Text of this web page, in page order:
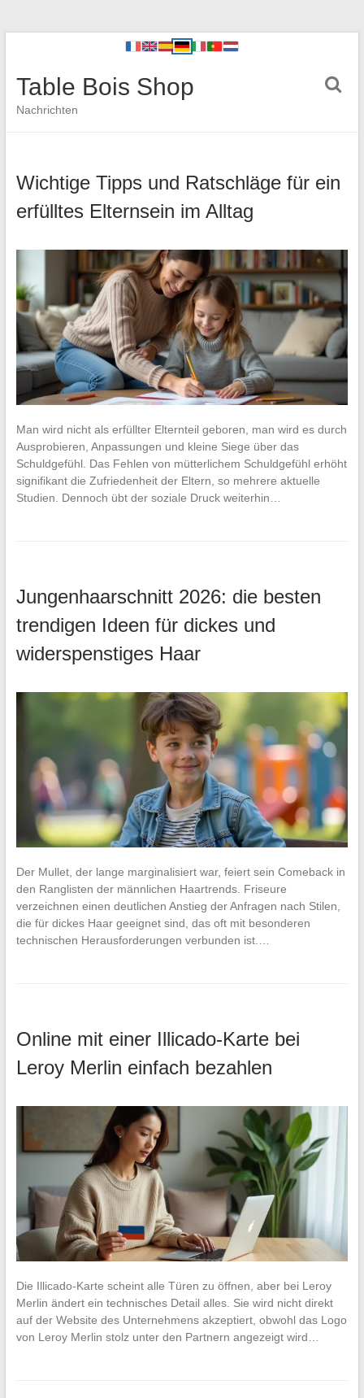
Table Bois Shop
Nachrichten
Wichtige Tipps und Ratschläge für ein
erfülltes Elternsein im Alltag
Man wird nicht als erfüllter Elternteil geboren, man wird es durch
Ausprobieren, Anpassungen und kleine Siege über das
Schuldgefühl. Das Fehlen von mütterlichem Schuldgefühl erhöht
signifikant die Zufriedenheit der Eltern, so mehrere aktuelle
Studien. Dennoch übt der soziale Druck weiterhin…
Jungenhaarschnitt 2026: die besten
trendigen Ideen für dickes und
widerspenstiges Haar
Der Mullet, der lange marginalisiert war, feiert sein Comeback in
den Ranglisten der männlichen Haartrends. Friseure
verzeichnen einen deutlichen Anstieg der Anfragen nach Stilen,
die für dickes Haar geeignet sind, das oft mit besonderen
technischen Herausforderungen verbunden ist.…
Online mit einer Illicado-Karte bei
Leroy Merlin einfach bezahlen
Die Illicado-Karte scheint alle Türen zu öffnen, aber bei Leroy
Merlin ändert ein technisches Detail alles. Sie wird nicht direkt
auf der Website des Unternehmens akzeptiert, obwohl das Logo
von Leroy Merlin stolz unter den Partnern angezeigt wird…